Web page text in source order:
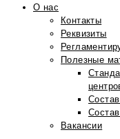
О нас
Контакты
Реквизиты
Полезные
Вакансии